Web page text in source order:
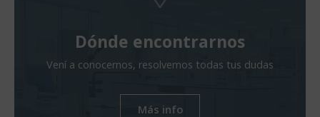
Dónde encontrarnos
Vení a conocernos, resolvemos todas tus dudas
Más info